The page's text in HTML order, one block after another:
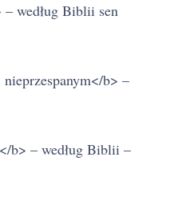
według Biblii sen
b> –
b> – według Biblii –